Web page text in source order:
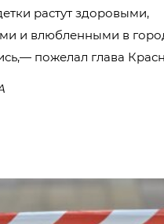
растут здоровыми,
и влюбленными в
пожелал глава